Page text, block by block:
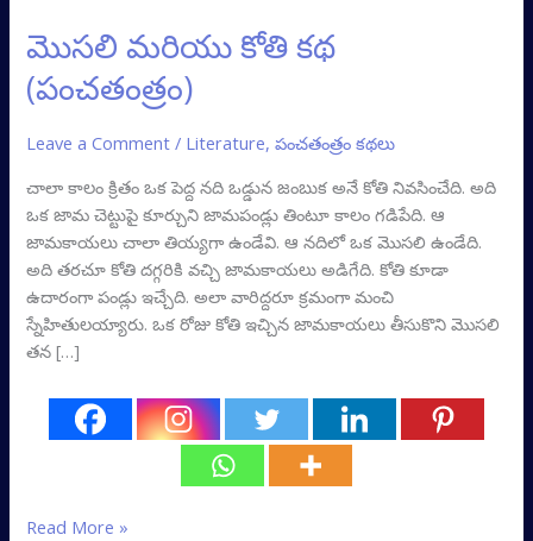
మొసలి మరియు కోతి కథ
(పంచతంత్రం)
Leave a Comment / Literature,పంచతంత్రం కథలు
చాలా కాలం క్రితం ఒక పెద్ద నది ఒడ్డున జంబుక అనే కోతి నివసించేది. అది
ఒక జామ చెట్టుపై కూర్చుని జామపండ్లు తింటూ కాలం గడిపేది. ఆ
జామకాయలు చాలా తియ్యగా ఉండేవి. ఆ నదిలో ఒక మొసలి ఉండేది.
అది తరచూ కోతి దగ్గరికి వచ్చి జామకాయలు అడిగేది. కోతి కూడా
ఉదారంగా పండ్లు ఇచ్చేది. అలా వారిద్దరూ క్రమంగా మంచి
స్నేహితులయ్యారు. ఒక రోజు కోతి ఇచ్చిన జామకాయలు తీసుకొని మొసలి
తన […]
Read More »